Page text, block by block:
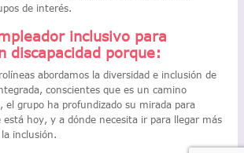
de interés.
inclusivo para
discapacidad porque:
abordamos la diversidad e inclusión de
conscientes que es un camino
el grupo ha profundizado su mirada para
está hoy, y a dónde necesita ir para llegar más
inclusión.